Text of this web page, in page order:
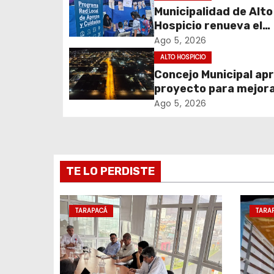
a
c
i
ó
e
e
n
t
Municipalidad de Alto
Hospicio renueva el
Programa Red Local
Apoyos y Cuidados
Ago 5, 2026
ALTO HOSPICIO
Concejo Municipal
proyecto para
alumbrado público del
Ago 5, 2026
TE LO PERDISTE
TARAPACÁ